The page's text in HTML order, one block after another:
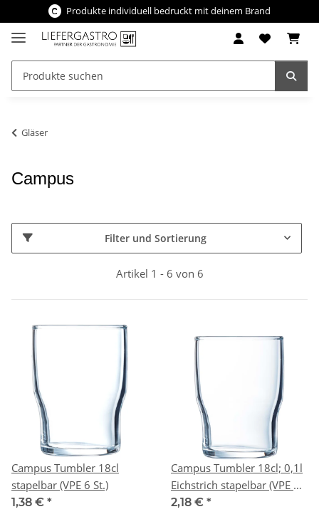
Produkte individuell bedruckt mit deinem Brand
Gläser
Campus
Filter und Sortierung
Artikel 1 - 6 von 6
Campus Tumbler 18cl
stapelbar (VPE 6 St.)
1,38 € *
Campus Tumbler 18cl; 0,1l
Eichstrich stapelbar (VPE 6
St.)
2,18 € *